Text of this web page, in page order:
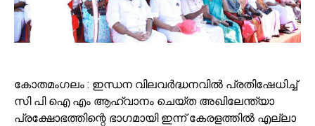
കോതമംഗലം : ഇന്ധന വിലവർദ്ധനവിൽ പ്രതിഷേധിച്ച്
സി പി ഐ എം ആഹ്വാനം ചെയ്ത അഖിലേന്ത്യാ
പ്രക്ഷോഭത്തിന്റെ ഭാഗമായി ഇന്ന് കേരളത്തിൽ എല്ലാ